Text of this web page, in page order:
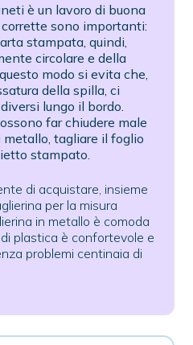
è un lavoro di buona
sono importanti:
stampata, quindi,
circolare e della
modo si evita che,
della spilla, ci
lungo il bordo.
far chiudere male
tagliare il foglio
stampato.
di acquistare, insieme
per la misura
in metallo è comoda
plastica è confortevole e
problemi centinaia di